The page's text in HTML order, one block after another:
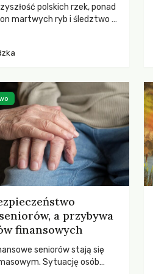
polskich rzek, ponad
martwych ryb i śledztwo z
by prace modernizacyjne
śmierci rzeki.
a przybywa
finansowych
seniorów stają się
Sytuację osób